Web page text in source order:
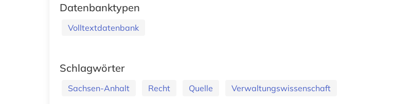
Datenbanktypen
Volltextdatenbank
Schlagwörter
Sachsen-Anhalt Recht Quelle Verwaltungswissenschaft